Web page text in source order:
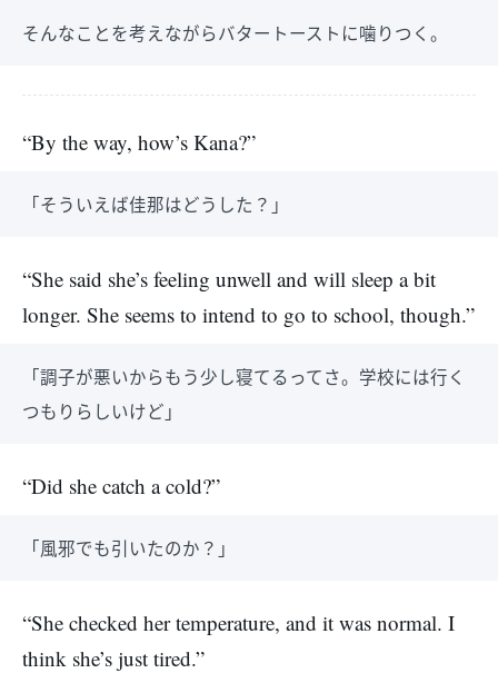
そんなことを考えながらバタートーストに噛りつく。
“By the way, how’s Kana?”
「そういえば佳那はどうした？」
“She said she’s feeling unwell and will sleep a bit
longer. She seems to intend to go to school, though.”
「調子が悪いからもう少し寝てるってさ。学校には行く
つもりらしいけど」
“Did she catch a cold?”
「風邪でも引いたのか？」
“She checked her temperature, and it was normal. I
think she’s just tired.”